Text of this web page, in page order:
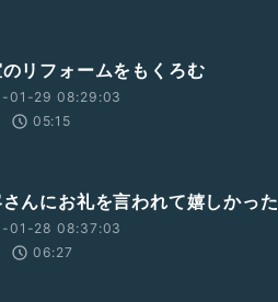
リフォームをもくろむ
01-29 08:29:03
05:15
んにお礼を言われて嬉しかった
01-28 08:37:03
06:27